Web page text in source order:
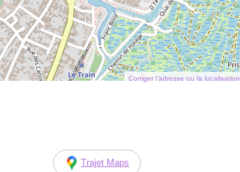
Corriger l’adresse ou la localisation
Trajet Maps